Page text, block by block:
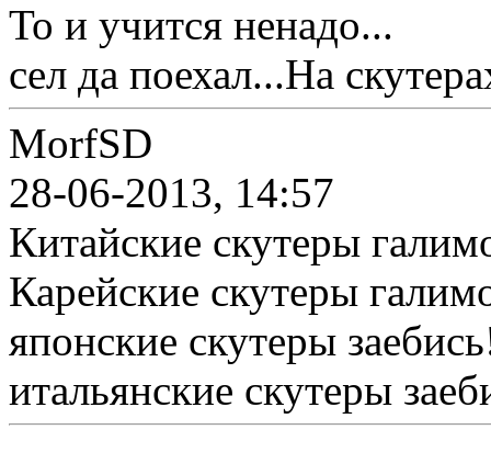
То и учится ненадо...
сел да поехал...На
MorfSD
28-06-2013, 14:57
Китайские скутеры
Карейские скутеры
японские скутеры
итальянские скутеры